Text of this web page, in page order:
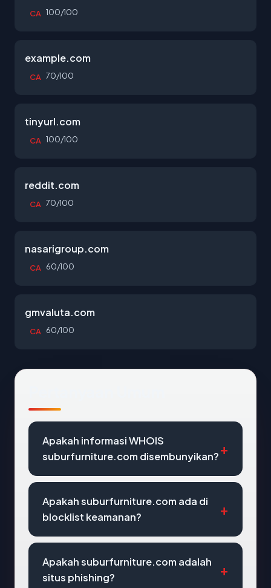
CA 100/100
example.com
CA 70/100
tinyurl.com
CA 100/100
reddit.com
CA 70/100
nasarigroup.com
CA 60/100
gmvaluta.com
CA 60/100
Apakah informasi WHOIS
suburfurniture.com disembunyikan?
Apakah suburfurniture.com ada di
blocklist keamanan?
Apakah suburfurniture.com adalah
situs phishing?